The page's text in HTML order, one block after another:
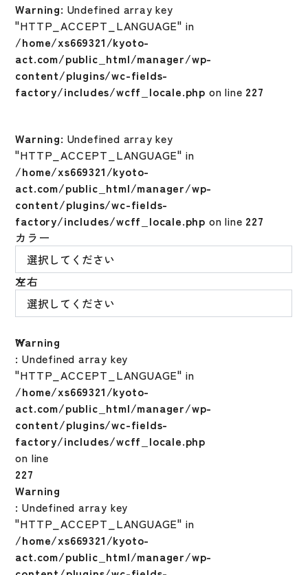
Warning: Undefined array key
"HTTP_ACCEPT_LANGUAGE" in
/home/xs669321/kyoto-
act.com/public_html/manager/wp-
content/plugins/wc-fields-
factory/includes/wcff_locale.php on line 227
Warning: Undefined array key
"HTTP_ACCEPT_LANGUAGE" in
/home/xs669321/kyoto-
act.com/public_html/manager/wp-
content/plugins/wc-fields-
factory/includes/wcff_locale.php on line 227
カラー
左右
Warning
: Undefined array key
"HTTP_ACCEPT_LANGUAGE" in
/home/xs669321/kyoto-
act.com/public_html/manager/wp-
content/plugins/wc-fields-
factory/includes/wcff_locale.php
on line
227
Warning
: Undefined array key
"HTTP_ACCEPT_LANGUAGE" in
/home/xs669321/kyoto-
act.com/public_html/manager/wp-